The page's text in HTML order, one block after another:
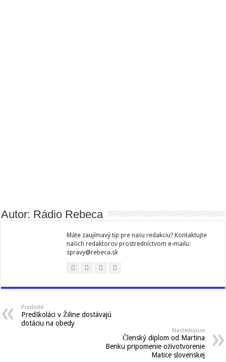
Autor: Rádio Rebeca
Máte zaujímavý tip pre našu redakciu? Kontaktujte
našich redaktorov prostredníctvom e-mailu:
spravy@rebeca.sk
Predošlé
Predškoláci v Žiline dostávajú
dotáciu na obedy
Nasledujúce
Členský diplom od Martina
Benku pripomenie oživotvorenie
Matice slovenskej